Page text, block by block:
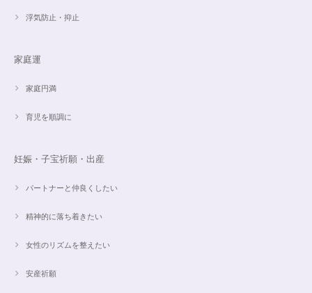
浮気防止・抑止
家庭運
家庭円満
育児を順調に
妊娠・子宝祈願・出産
パートナーと仲良くしたい
精神的に落ち着きたい
女性のリズムを整えたい
安産祈願